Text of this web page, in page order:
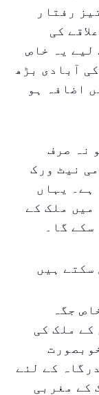
رفتار
کی
لیے یہ خاص
آبادی بڑھ
اضافہ ہو
نہ صرف
نیٹ ورک
ہے۔ یہاں
میں ملک کے
گا۔
سکتے ہیں
جگہ
کے ملک کی
کے لئے
کے مغربی